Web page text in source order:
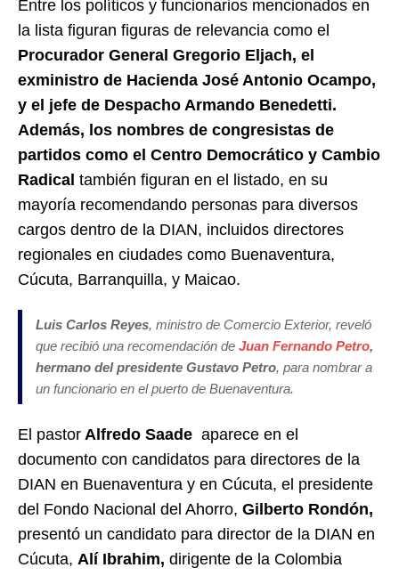
Entre los políticos y funcionarios mencionados en
la lista figuran figuras de relevancia como el
Procurador General Gregorio Eljach, el
exministro de Hacienda José Antonio Ocampo,
y el jefe de Despacho Armando Benedetti.
Además, los nombres de congresistas de
partidos como el Centro Democrático y Cambio
Radical también figuran en el listado, en su
mayoría recomendando personas para diversos
cargos dentro de la DIAN, incluidos directores
regionales en ciudades como Buenaventura,
Cúcuta, Barranquilla, y Maicao.
Luis Carlos Reyes, ministro de Comercio Exterior, reveló
que recibió una recomendación de Juan Fernando Petro,
hermano del presidente Gustavo Petro, para nombrar a
un funcionario en el puerto de Buenaventura.
El pastor Alfredo Saade aparece en el
documento con candidatos para directores de la
DIAN en Buenaventura y en Cúcuta, el presidente
del Fondo Nacional del Ahorro, Gilberto Rondón,
presentó un candidato para director de la DIAN en
Cúcuta, Alí Ibrahim, dirigente de la Colombia